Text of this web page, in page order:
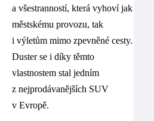
a všestranností, která vyhoví jak
městskému provozu, tak
i výletům mimo zpevněné cesty.
Duster se i díky těmto
vlastnostem stal jedním
z nejprodávanějších SUV
v Evropě.